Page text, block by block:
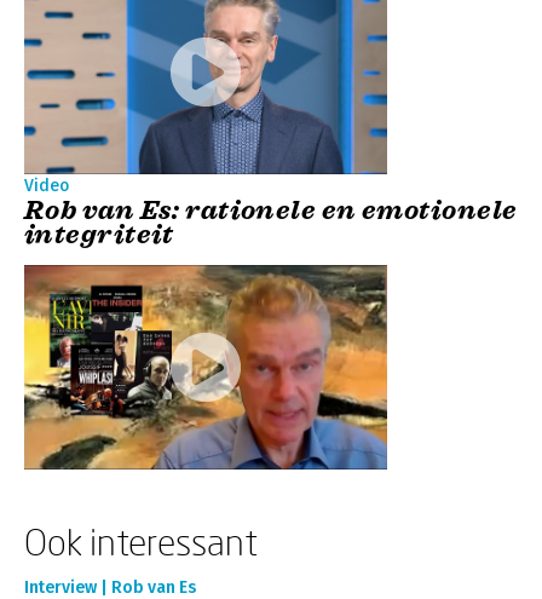
Video
Rob van Es: rationele en emotionele
integriteit
Ook interessant
Interview | Rob van Es